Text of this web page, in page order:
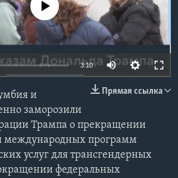
240p 480p
720p 1080p
source currently available
3:10 Auto
480p
1080p
Прямая ссылка
и
заморозили
Трампа о прекращении
международных программ
услуг для трансгендерных
федеральных